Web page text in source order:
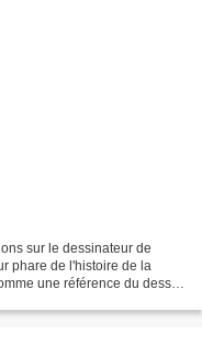
sur le dessinateur de
phare de l'histoire de la
une référence du dessin